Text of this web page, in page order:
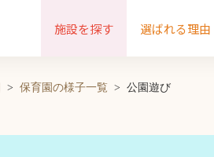
施設を探す 選ばれる理由
保育園の様子一覧 公園遊び